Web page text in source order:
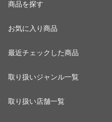
商品を探す
お気に入り商品
最近チェックした商品
取り扱いジャンル一覧
取り扱い店舗一覧